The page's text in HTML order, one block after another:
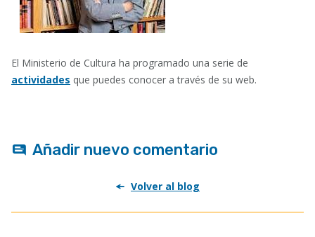
El Ministerio de Cultura ha programado una serie de
actividades que puedes conocer a través de su web.
Añadir nuevo comentario
Volver al blog